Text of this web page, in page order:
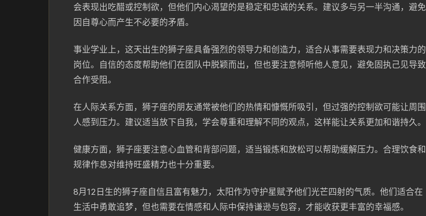
会表现出吃醋或控制欲，但他们内心渴望的是稳定和忠诚的关系。建议多与另一半沟通，避免
因自尊心而产生不必要的矛盾。
事业学业上，这天出生的狮子座具备强烈的领导力和创造力，适合从事需要表现力和决策力的
岗位。自信的态度帮助他们在团队中脱颖而出，但也要注意倾听他人意见，避免固执己见导致
合作受阻。
在人际关系方面，狮子座的朋友通常被他们的热情和慷慨所吸引，但过强的控制欲可能让周围
人感到压力。建议适当放下自我，学会尊重和理解不同的观点，这样能让关系更加和谐持久。
健康方面，狮子座要注意心血管和背部问题，适当锻炼和放松可以帮助缓解压力。合理饮食和
规律作息对维持旺盛精力也十分重要。
8月12日生的狮子座自信且富有魅力，太阳作为守护星赋予他们光芒四射的气质。他们适合在
生活中勇敢追梦，但也需要在情感和人际中保持谦逊与包容，才能收获更丰富的幸福感。